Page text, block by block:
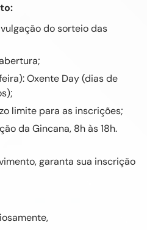
do sorteio das
Oxente Day (dias de
limite para as inscrições;
da Gincana, 8h às 18h.
garanta sua inscrição